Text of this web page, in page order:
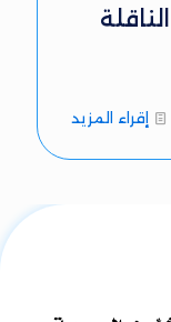
إقراء المزيد